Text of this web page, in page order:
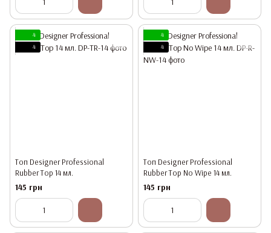
4
4
Топ Designer Professional
Rubber Top 14 мл.
145 грн
4
4
Топ Designer Professional
Rubber Top No Wipe 14 мл.
145 грн